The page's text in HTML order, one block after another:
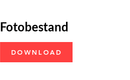
Fotobestand
DOWNLOAD